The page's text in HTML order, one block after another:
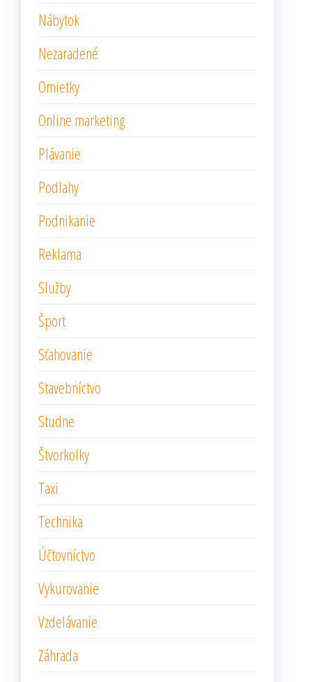
Nábytok
Nezaradené
Omietky
Online marketing
Plávanie
Podlahy
Podnikanie
Reklama
Služby
Šport
Sťahovanie
Stavebníctvo
Studne
Štvorkolky
Taxi
Technika
Účtovníctvo
Vykurovanie
Vzdelávanie
Záhrada